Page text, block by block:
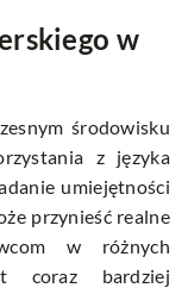
w
środowisku
z języka
umiejętności
przynieść realne
w różnych
coraz bardziej